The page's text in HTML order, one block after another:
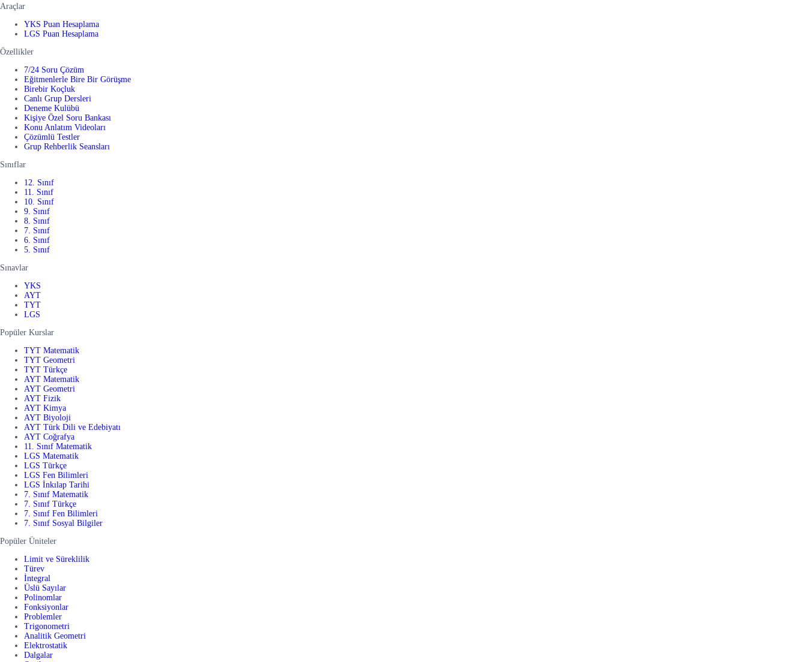
Araçlar
YKS Puan Hesaplama
LGS Puan Hesaplama
Özellikler
7/24 Soru Çözüm
Eğitmenlerle Bire Bir Görüşme
Birebir Koçluk
Canlı Grup Dersleri
Deneme Kulübü
Kişiye Özel Soru Bankası
Konu Anlatım Videoları
Çözümlü Testler
Grup Rehberlik Seansları
Sınıflar
12. Sınıf
11. Sınıf
10. Sınıf
9. Sınıf
8. Sınıf
7. Sınıf
6. Sınıf
5. Sınıf
Sınavlar
YKS
AYT
TYT
LGS
Popüler Kurslar
TYT Matematik
TYT Geometri
TYT Türkçe
AYT Matematik
AYT Geometri
AYT Fizik
AYT Kimya
AYT Biyoloji
AYT Türk Dili ve Edebiyatı
AYT Coğrafya
11. Sınıf Matematik
LGS Matematik
LGS Türkçe
LGS Fen Bilimleri
LGS İnkılap Tarihi
7. Sınıf Matematik
7. Sınıf Türkçe
7. Sınıf Fen Bilimleri
7. Sınıf Sosyal Bilgiler
Popüler Üniteler
Limit ve Süreklilik
Türev
İntegral
Üslü Sayılar
Polinomlar
Fonksiyonlar
Problemler
Trigonometri
Analitik Geometri
Elektrostatik
Dalgalar